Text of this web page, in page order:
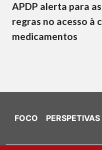
APDP alerta para
regras no acesso à
medicamentos
FOCO PERSPETIVAS